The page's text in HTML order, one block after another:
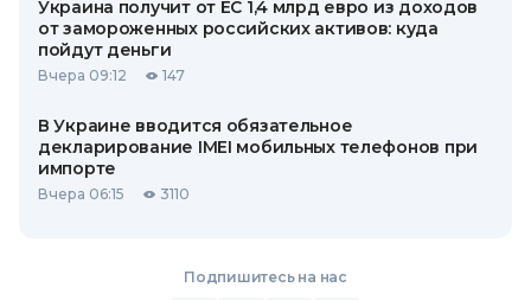
Украина получит от ЕС 1,4 млрд евро из доходов
от замороженных российских активов: куда
пойдут деньги
Вчера 09:12 147
В Украине вводится обязательное
декларирование IMEI мобильных телефонов при
импорте
Вчера 06:15 3110
Подпишитесь на нас